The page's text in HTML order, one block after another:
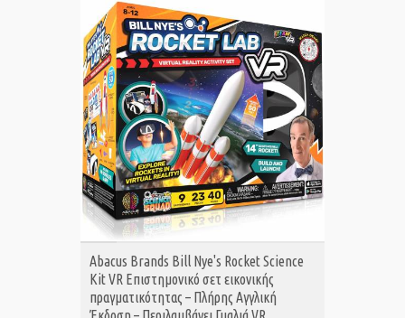
ΑΓΟΡΑ
Abacus Brands Bill Nye's Rocket Science
Kit VR Επιστημονικό σετ εικονικής
πραγματικότητας – Πλήρης Αγγλική